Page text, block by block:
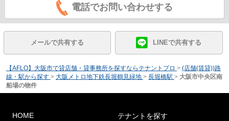
電話でお問い合わせする
メールで共有する LINEで共有する
【AFLO】大阪市で貸店舗・貸事務所を探すならテナントプロ > (店舗(賃貸))路
線・駅から探す > 大阪メトロ地下鉄長堀鶴見緑地 > 長堀橋駅 > 大阪市中央区南
船場の物件
HOME テナントを探す